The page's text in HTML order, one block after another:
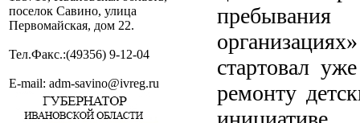
поселок Савино, улица
Первомайская, дом 22.
Тел.Факс.:(49356) 9-12-04
E-mail: adm-savino@ivreg.ru
стартовал
ремонту